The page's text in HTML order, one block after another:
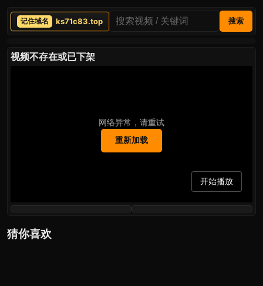
ks71c83.top 搜索
视频不存在或已下架
网络异常，请重试
重新加载
开始播放
猜你喜欢